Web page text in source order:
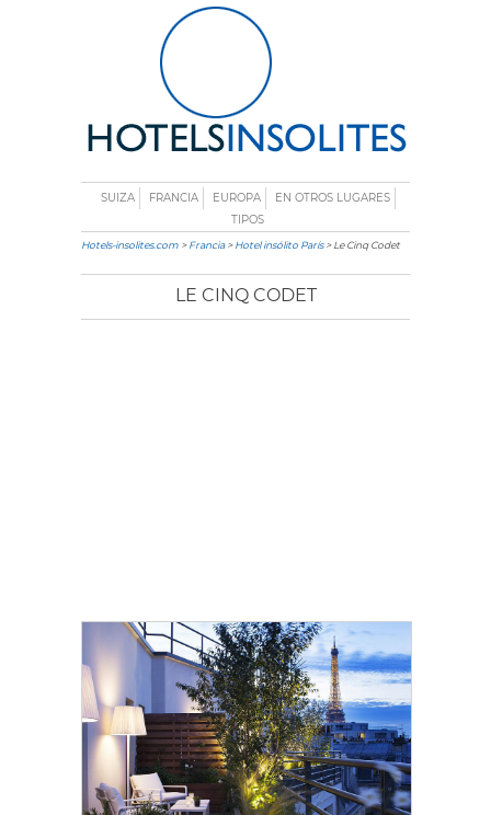
SUIZA FRANCIA EUROPA
EN OTROS LUGARES
TIPOS
Hotels-insolites.com >Francia>Hotel insólito París> Le Cinq Codet
LE CINQ CODET